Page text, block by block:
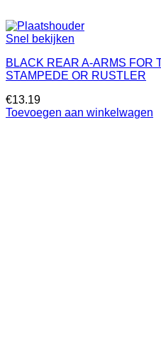
Snel bekijken
BLACK REAR A-ARMS FOR
STAMPEDE OR RUSTLER
€13.19
Toevoegen aan winkelwagen